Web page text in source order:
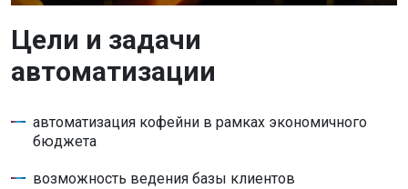
Цели и задачи
автоматизации
автоматизация кофейни в рамках экономичного
бюджета
возможность ведения базы клиентов